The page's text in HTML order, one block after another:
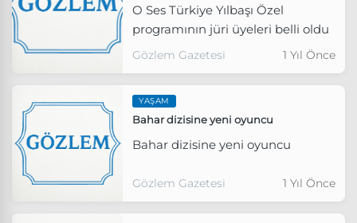
O Ses Türkiye Yılbaşı Özel
programının jüri üyeleri belli oldu
Gözlem Gazetesi 1 Yıl Önce
YAŞAM
Bahar dizisine yeni oyuncu
Bahar dizisine yeni oyuncu
Gözlem Gazetesi 1 Yıl Önce